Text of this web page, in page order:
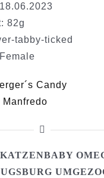
82g
tabby-ticked
Candy